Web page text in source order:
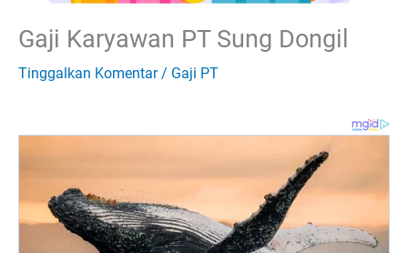
Gaji Karyawan PT Sung Dongil
Tinggalkan Komentar / Gaji PT